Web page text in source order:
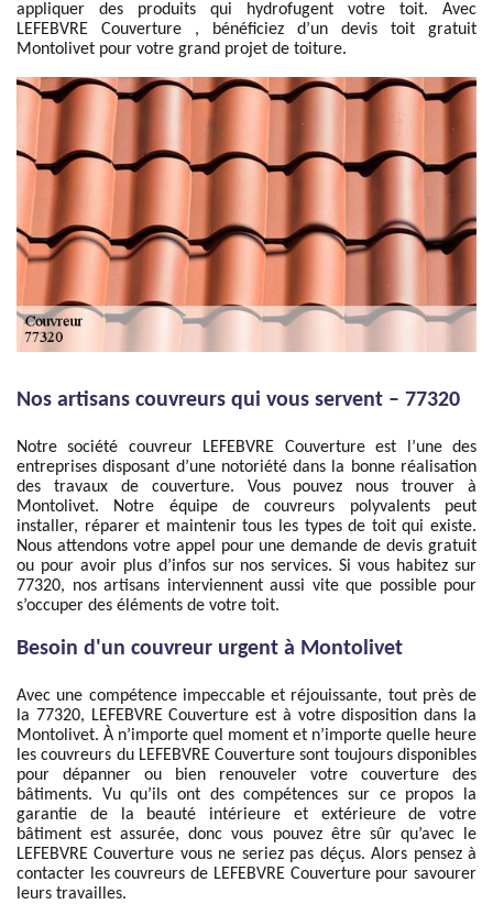
appliquer des produits qui hydrofugent votre toit. Avec
LEFEBVRE Couverture , bénéficiez d’un devis toit gratuit
Montolivet pour votre grand projet de toiture.
Nos artisans couvreurs qui vous servent – 77320
Notre société couvreur LEFEBVRE Couverture est l’une des
entreprises disposant d’une notoriété dans la bonne réalisation
des travaux de couverture. Vous pouvez nous trouver à
Montolivet. Notre équipe de couvreurs polyvalents peut
installer, réparer et maintenir tous les types de toit qui existe.
Nous attendons votre appel pour une demande de devis gratuit
ou pour avoir plus d’infos sur nos services. Si vous habitez sur
77320, nos artisans interviennent aussi vite que possible pour
s’occuper des éléments de votre toit.
Besoin d'un couvreur urgent à Montolivet
Avec une compétence impeccable et réjouissante, tout près de
la 77320, LEFEBVRE Couverture est à votre disposition dans la
Montolivet. À n’importe quel moment et n’importe quelle heure
les couvreurs du LEFEBVRE Couverture sont toujours disponibles
pour dépanner ou bien renouveler votre couverture des
bâtiments. Vu qu’ils ont des compétences sur ce propos la
garantie de la beauté intérieure et extérieure de votre
bâtiment est assurée, donc vous pouvez être sûr qu’avec le
LEFEBVRE Couverture vous ne seriez pas déçus. Alors pensez à
contacter les couvreurs de LEFEBVRE Couverture pour savourer
leurs travailles.